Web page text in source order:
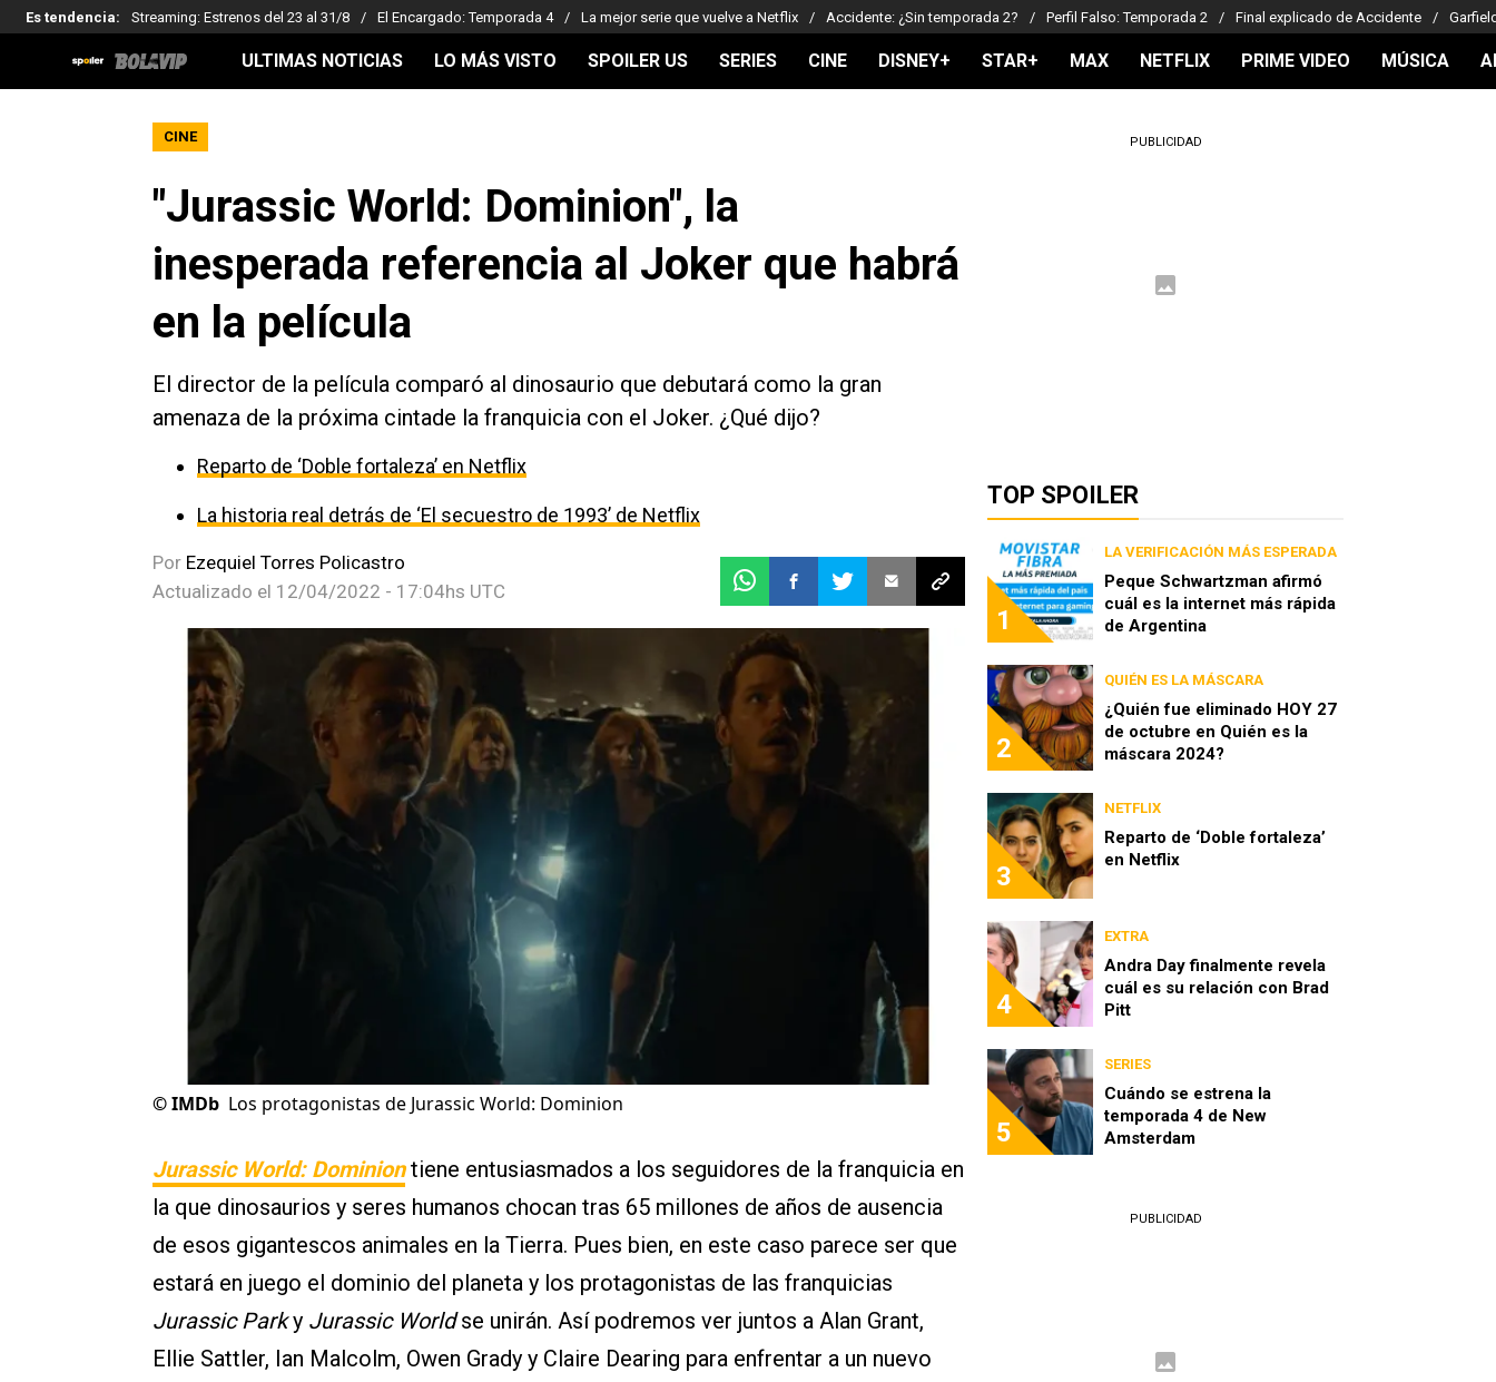
Es tendencia: Streaming: Estrenos del 23 al 31/8 El Encargado: Temporada 4 La mejor serie que vuelve a Netflix Accidente: ¿Sin temporada 2? Perfil Falso: Temporada 2 Final explicado de Accidente
ULTIMAS NOTICIAS LO MÁS VISTO SPOILER US SERIES CINE DISNEY+ STAR+ MAX NETFLIX PRIME VIDEO MÚSICA
CINE
"Jurassic World: Dominion", la
inesperada referencia al Joker que habrá
en la película
El director de la película comparó al dinosaurio que debutará como la gran
amenaza de la próxima cintade la franquicia con el Joker. ¿Qué dijo?
Reparto de ‘Doble fortaleza’ en Netflix
La historia real detrás de ‘El secuestro de 1993’ de Netflix
Por Ezequiel Torres Policastro
Actualizado el 12/04/2022 - 17:04hs UTC
©IMDb Los protagonistas de Jurassic World: Dominion
Jurassic World: Dominiontiene entusiasmados a los seguidores de la franquicia en
la que dinosaurios y seres humanos chocan tras 65 millones de años de ausencia
de esos gigantescos animales en la Tierra. Pues bien, en este caso parece ser que
estará en juego el dominio del planeta y los protagonistas de las franquicias
Jurassic Parky Jurassic Worldse unirán. Así podremos ver juntos a Alan Grant,
Ellie Sattler, Ian Malcolm, Owen Grady y Claire Dearing para enfrentar a un nuevo
PUBLICIDAD
TOP SPOILER
1
LA VERIFICACIÓN MÁS ESPERADA
Peque Schwartzman afirmó
cuál es la internet más rápida
de Argentina
2
QUIÉN ES LA MÁSCARA
¿Quién fue eliminado HOY 27
de octubre en Quién es la
máscara 2024?
3
NETFLIX
Reparto de ‘Doble fortaleza’
en Netflix
4
EXTRA
Andra Day finalmente revela
cuál es su relación con Brad
Pitt
5
SERIES
Cuándo se estrena la
temporada 4 de New
Amsterdam
PUBLICIDAD